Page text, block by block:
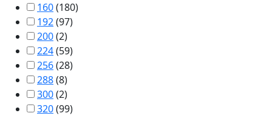
160(180)
192(97)
200(2)
224(59)
256(28)
288(8)
300(2)
320(99)